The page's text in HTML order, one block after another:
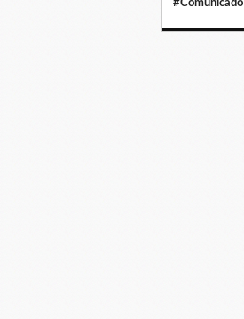
#Comunicado